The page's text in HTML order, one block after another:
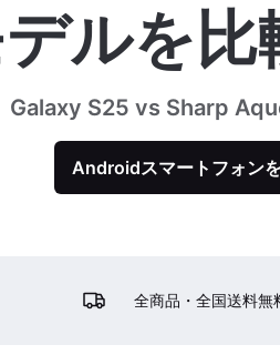
ルを比
Galaxy S25 vs Sharp
Androidスマートフォン
全商品・全国送料無